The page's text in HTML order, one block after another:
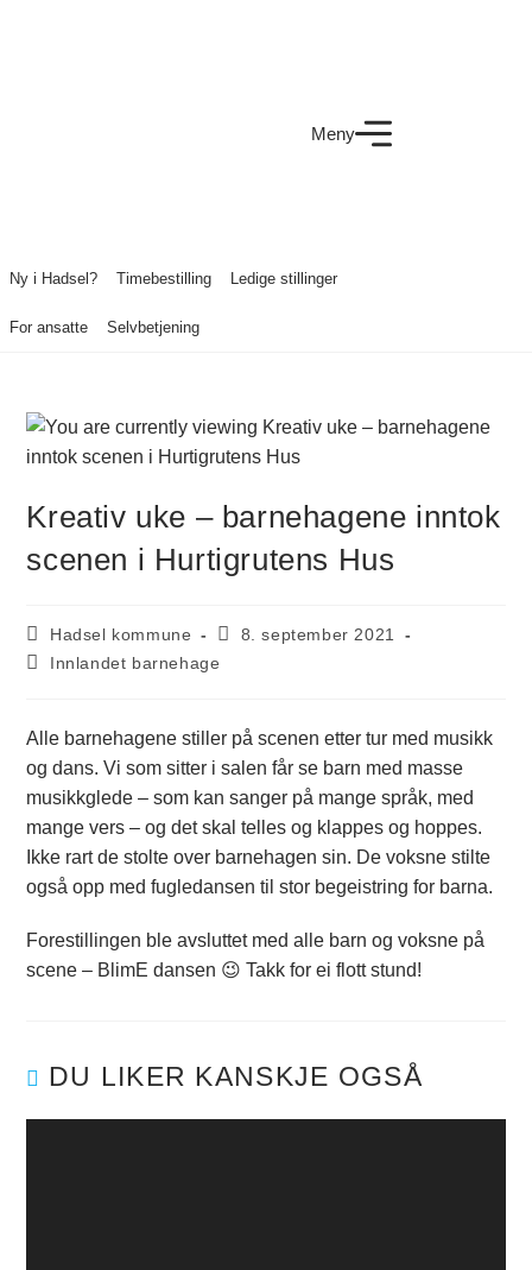
Meny
Ny i Hadsel? Timebestilling Ledige stillinger
For ansatte Selvbetjening
Kreativ uke – barnehagene inntok
scenen i Hurtigrutens Hus
Hadsel kommune
8. september 2021
Innlandet barnehage
Alle barnehagene stiller på scenen etter tur med musikk
og dans. Vi som sitter i salen får se barn med masse
musikkglede – som kan sanger på mange språk, med
mange vers – og det skal telles og klappes og hoppes.
Ikke rart de stolte over barnehagen sin. De voksne stilte
også opp med fugledansen til stor begeistring for barna.
Forestillingen ble avsluttet med alle barn og voksne på
scene – BlimE dansen 😉 Takk for ei flott stund!
DU LIKER KANSKJE OGSÅ